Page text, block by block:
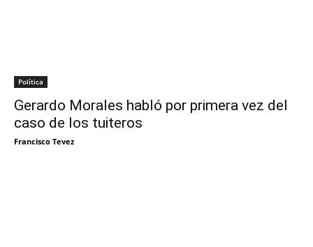
Política
Gerardo Morales habló por primera vez del
caso de los tuiteros
Francisco Tevez